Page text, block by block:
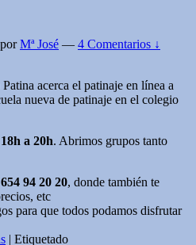
porMª José — 4 Comentarios ↓
acerca el patinaje en línea a
nueva de patinaje en el colegio
a 20h. Abrimos grupos tanto
654 94 20 20, donde también te
etc
para que todos podamos disfrutar
| Etiquetado